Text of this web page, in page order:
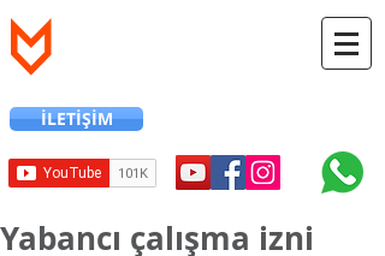
İLETİŞİM
Yabancı çalışma izni